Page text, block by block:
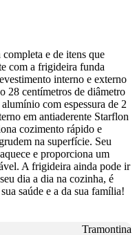
e de itens que
com a frigideira funda
interno e externo
28 centímetros de diâmetro
com espessura de 2
em antiaderente Starflon
cozimento rápido e
na superfície. Seu
e proporciona um
A frigideira ainda pode ir
dia a dia na cozinha, é
saúde e a da sua família!
Tramontina